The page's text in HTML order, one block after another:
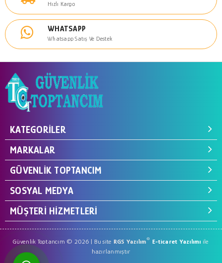
Hızlı Kargo
WHATSAPP
Whatsapp Satış Ve Destek
KATEGORILER
MARKALAR
GÜVENLIK TOPTANCIM
SOSYAL MEDYA
MÜŞTERI HIZMETLERI
Güvenlik Toptancım © 2026 | Bu site RGS Yazılım® E-ticaret Yazılımı ile
hazırlanmıştır